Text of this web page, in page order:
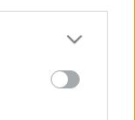
more Google
may click to
party tags to
below Google